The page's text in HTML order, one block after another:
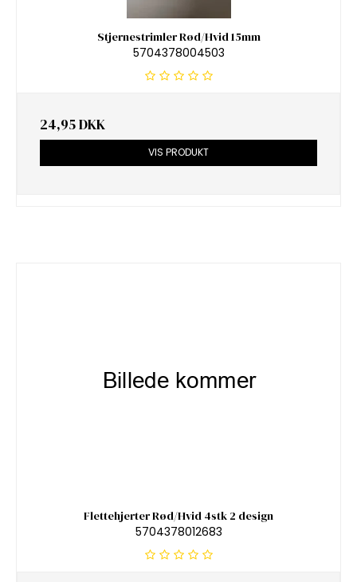
Stjernestrimler Rød/Hvid 15mm
5704378004503
24,95 DKK
VIS PRODUKT
Flettehjerter Rød/Hvid 4stk 2 design
5704378012683